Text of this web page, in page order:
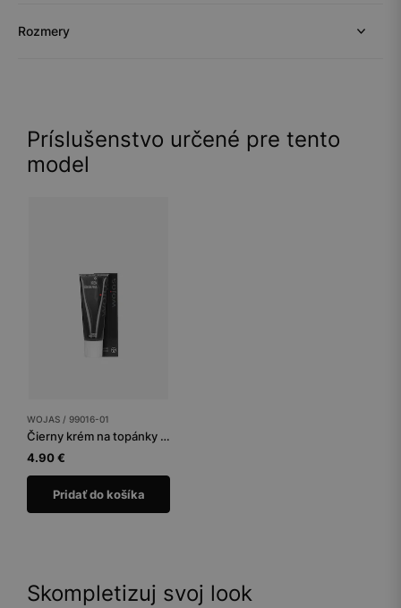
Rozmery
Príslušenstvo určené pre tento
model
WOJAS / 99016-01
Čierny krém na topánky tuba 75 ml
4.90 €
Pridať do košíka
Skompletizuj svoj look